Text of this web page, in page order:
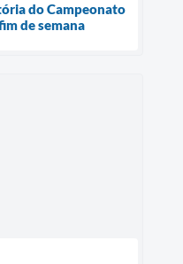
do Campeonato
de semana